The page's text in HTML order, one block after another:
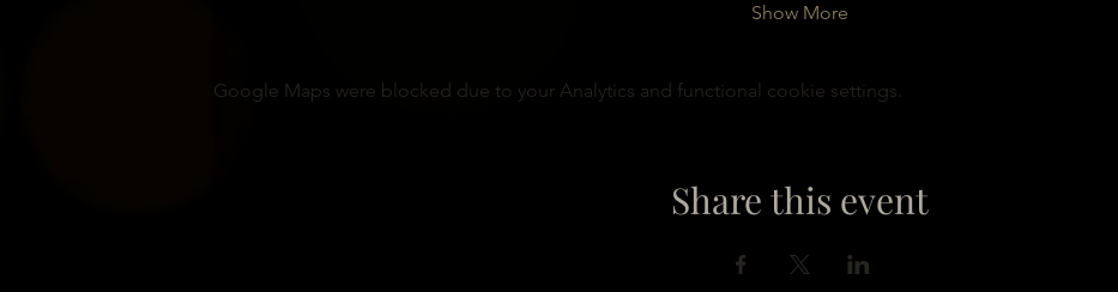
Show More
Google Maps were blocked due to your Analytics and functional cookie settings.
Share this event